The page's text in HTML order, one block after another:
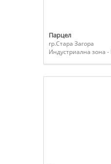
Парцел
гр.Стара Загора
Индустриална зона -